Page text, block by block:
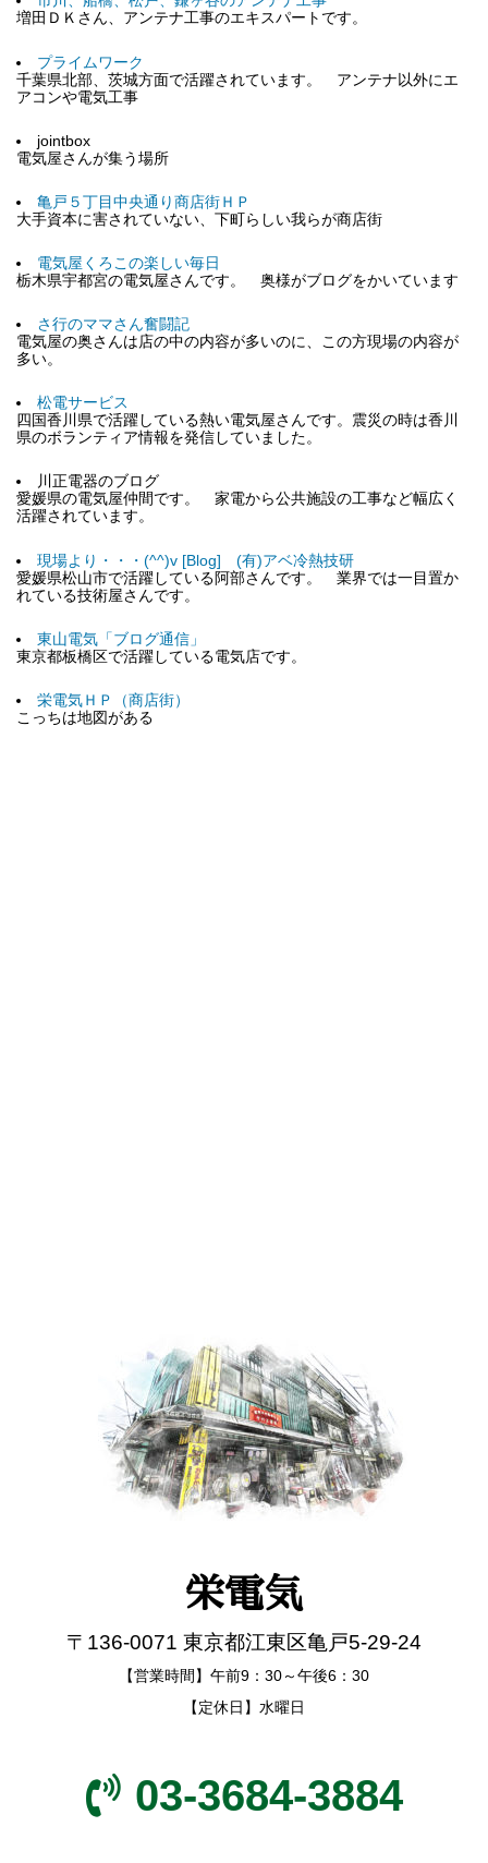
増田ＤＫさん、アンテナ工事のエキスパートです。
プライムワーク
千葉県北部、茨城方面で活躍されています。 アンテナ以外にエ
アコンや電気工事
jointbox
電気屋さんが集う場所
亀戸５丁目中央通り商店街ＨＰ
大手資本に害されていない、下町らしい我らが商店街
電気屋くろこの楽しい毎日
栃木県宇都宮の電気屋さんです。 奥様がブログをかいています
さ行のママさん奮闘記
電気屋の奥さんは店の中の内容が多いのに、この方現場の内容が
多い。
松電サービス
四国香川県で活躍している熱い電気屋さんです。震災の時は香川
県のボランティア情報を発信していました。
川正電器のブログ
愛媛県の電気屋仲間です。 家電から公共施設の工事など幅広く
活躍されています。
現場より・・・(^^)v [Blog] (有)アベ冷熱技研
愛媛県松山市で活躍している阿部さんです。 業界では一目置か
れている技術屋さんです。
東山電気「ブログ通信」
東京都板橋区で活躍している電気店です。
栄電気ＨＰ（商店街）
こっちは地図がある
栄電気
〒136-0071 東京都江東区亀戸5-29-24
【営業時間】午前9：30～午後6：30
【定休日】水曜日
03-3684-3884